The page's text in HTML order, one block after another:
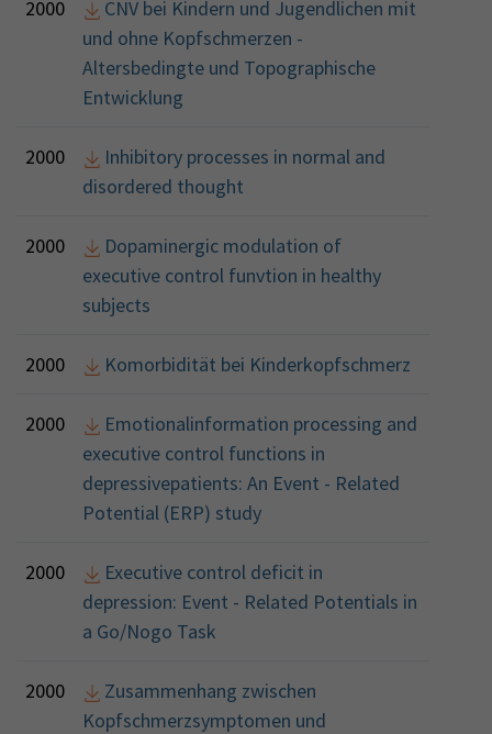
2000
CNV bei Kindern und Jugendlichen mit
und ohne Kopfschmerzen -
Altersbedingte und Topographische
Entwicklung
2000
Inhibitory processes in normal and
disordered thought
2000
Dopaminergic modulation of
executive control funvtion in healthy
subjects
2000 Komorbidität bei Kinderkopfschmerz
2000
Emotionalinformation processing and
executive control functions in
depressivepatients: An Event - Related
Potential (ERP) study
2000
Executive control deficit in
depression: Event - Related Potentials in
a Go/Nogo Task
2000
Zusammenhang zwischen
Kopfschmerzsymptomen und